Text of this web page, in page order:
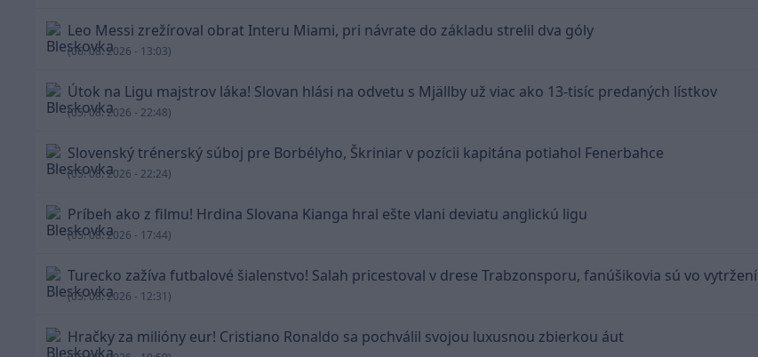
Leo Messi zrežíroval obrat Interu Miami, pri návrate do základu strelil dva góly
(06. 08. 2026 - 13:03)
Útok na Ligu majstrov láka! Slovan hlási na odvetu s Mjällby už viac ako 13-tisíc predaných lístkov
(05. 08. 2026 - 22:48)
Slovenský trénerský súboj pre Borbélyho, Škriniar v pozícii kapitána potiahol Fenerbahce
(05. 08. 2026 - 22:24)
Príbeh ako z filmu! Hrdina Slovana Kianga hral ešte vlani deviatu anglickú ligu
(05. 08. 2026 - 17:44)
Turecko zažíva futbalové šialenstvo! Salah pricestoval v drese Trabzonsporu, fanúšikovia sú vo vytržení
(05. 08. 2026 - 12:31)
Hračky za milióny eur! Cristiano Ronaldo sa pochválil svojou luxusnou zbierkou áut